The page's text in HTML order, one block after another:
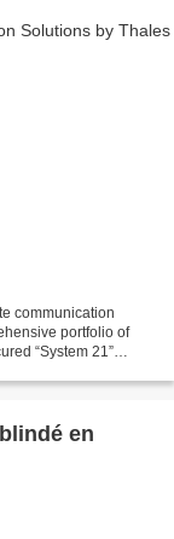
communication
portfolio of
“System 21”
en